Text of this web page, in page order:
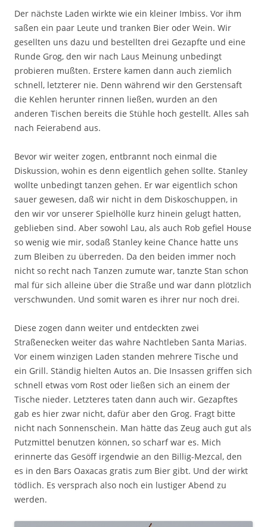
Der nächste Laden wirkte wie ein kleiner Imbiss. Vor ihm
saßen ein paar Leute und tranken Bier oder Wein. Wir
gesellten uns dazu und bestellten drei Gezapfte und eine
Runde Grog, den wir nach Laus Meinung unbedingt
probieren mußten. Erstere kamen dann auch ziemlich
schnell, letzterer nie. Denn während wir den Gerstensaft
die Kehlen herunter rinnen ließen, wurden an den
anderen Tischen bereits die Stühle hoch gestellt. Alles sah
nach Feierabend aus.
Bevor wir weiter zogen, entbrannt noch einmal die
Diskussion, wohin es denn eigentlich gehen sollte. Stanley
wollte unbedingt tanzen gehen. Er war eigentlich schon
sauer gewesen, daß wir nicht in dem Diskoschuppen, in
den wir vor unserer Spielhölle kurz hinein gelugt hatten,
geblieben sind. Aber sowohl Lau, als auch Rob gefiel House
so wenig wie mir, sodaß Stanley keine Chance hatte uns
zum Bleiben zu überreden. Da den beiden immer noch
nicht so recht nach Tanzen zumute war, tanzte Stan schon
mal für sich alleine über die Straße und war dann plötzlich
verschwunden. Und somit waren es ihrer nur noch drei.
Diese zogen dann weiter und entdeckten zwei
Straßenecken weiter das wahre Nachtleben Santa Marias.
Vor einem winzigen Laden standen mehrere Tische und
ein Grill. Ständig hielten Autos an. Die Insassen griffen sich
schnell etwas vom Rost oder ließen sich an einem der
Tische nieder. Letzteres taten dann auch wir. Gezapftes
gab es hier zwar nicht, dafür aber den Grog. Fragt bitte
nicht nach Sonnenschein. Man hätte das Zeug auch gut als
Putzmittel benutzen können, so scharf war es. Mich
erinnerte das Gesöff irgendwie an den Billig-Mezcal, den
es in den Bars Oaxacas gratis zum Bier gibt. Und der wirkt
tödlich. Es versprach also noch ein lustiger Abend zu
werden.